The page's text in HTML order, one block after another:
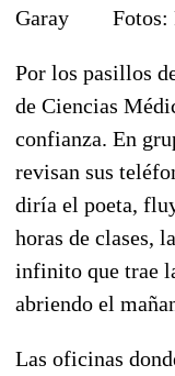
Garay Fotos:
Por los pasillos
de Ciencias
confianza. En
revisan sus
diría el poeta,
horas de clases,
infinito que trae
abriendo el
Las oficinas